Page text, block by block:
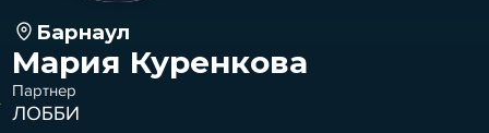
Барнаул
Мария Куренкова
Партнер
ЛОББИ